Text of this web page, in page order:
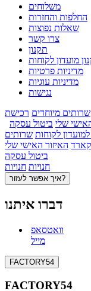
משלוחים
החלפות והחזרות
שאלות נפוצות
צרו קשר
תקנון
מועדון לקוחות
מדיניות פרטיות
מדיניות עוגיות
נגישות
שרותים מיוחדים רכישת
שלי ביטול עסקה
לקוחות שרותים
האיזור האישי שלי
ביטול עסקה
חנויות חנויות
איך אפשר לעזור?
דברו איתנו
וואטסאפ
מייל
FACTORY54
FACTORY54